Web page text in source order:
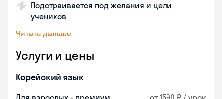
Подстраивается под желания и цели
учеников
Читать дальше
Услуги и цены
Корейский язык
Для взрослых - премиум от 1590 ₽ / урок